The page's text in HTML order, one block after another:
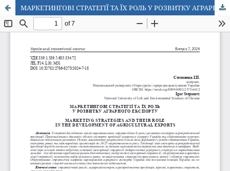
МАРКЕТИНГОВІ СТРАТЕГІЇ ТА ЇХ РОЛЬ У РОЗВИТКУ АГРАРНОГО ЕКСПОРТУ